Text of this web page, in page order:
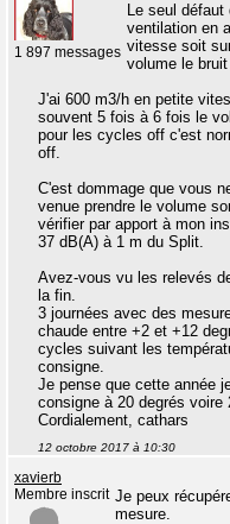
1 897 messages
Le seul
ventilation en
vitesse soit
volume le
J'ai 600 m3/h en petite
souvent 5 fois à 6 fois le
pour les cycles off c'est
off.
C'est dommage que vous
venue prendre le volume
vérifier par apport à mon
37 dB(A) à 1 m du Split.
Avez-vous vu les relevés
la fin.
3 journées avec des
chaude entre +2 et +12
cycles suivant les
consigne.
Je pense que cette année
consigne à 20 degrés voire
Cordialement, cathars
12 octobre 2017 à 10:30
xavierb
Membre inscrit Je peux
mesure.